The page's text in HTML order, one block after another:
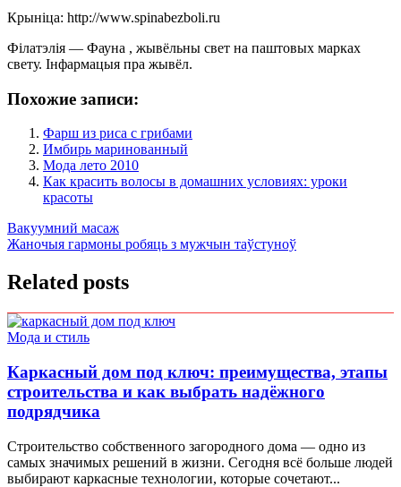
Крыніца: http://www.spinabezboli.ru
Філатэлія — Фауна , жывёльны свет на паштовых марках
свету. Інфармацыя пра жывёл.
Похожие записи:
Фарш из риса с грибами
Имбирь маринованный
Мода лето 2010
Как красить волосы в домашних условиях: уроки
красоты
Навигация
по
записям
Вакуумний масаж
Жаночыя гармоны робяць з мужчын таўстуноў
Related posts
Мода и стиль
Каркасный дом под ключ: преимущества, этапы
строительства и как выбрать надёжного
подрядчика
Строительство собственного загородного дома — одно из
самых значимых решений в жизни. Сегодня всё больше людей
выбирают каркасные технологии, которые сочетают...